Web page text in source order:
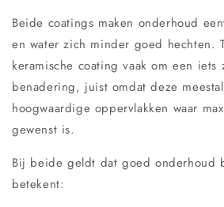
Beide coatings maken onderhoud
en water zich minder goed hechten.
keramische coating vaak om een iets
benadering, juist omdat deze
hoogwaardige oppervlakken waar
gewenst is.
Bij beide geldt dat goed onderhoud
betekent: